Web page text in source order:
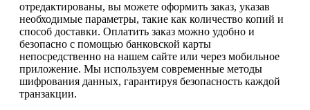
отредактированы, вы можете оформить заказ, указав
необходимые параметры, такие как количество копий и
способ доставки. Оплатить заказ можно удобно и
безопасно с помощью банковской карты
непосредственно на нашем сайте или через мобильное
приложение. Мы используем современные методы
шифрования данных, гарантируя безопасность каждой
транзакции.